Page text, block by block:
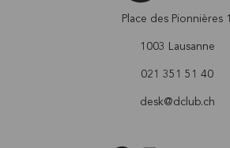
Place des Pionnières 1
1003 Lausanne
021 351 51 40
desk@dclub.ch